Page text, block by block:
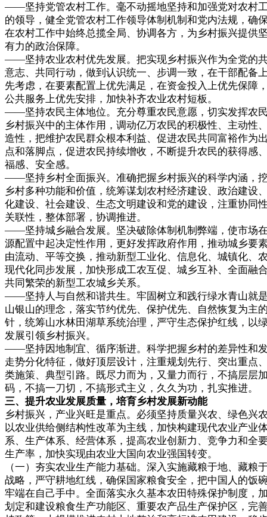
——坚持党管农村工作。毫不动摇地坚持和加强党对农村
的领导，健全党管农村工作领导体制机制和党内法规，确
在农村工作中始终总揽全局、协调各方，为乡村振兴提供
有力的政治保障。
——坚持农业农村优先发展。把实现乡村振兴作为全党的
意志、共同行动，做到认识统一、步调一致，在干部配备
先考虑，在要素配置上优先满足，在资金投入上优先保障
公共服务上优先安排，加快补齐农业农村短板。
——坚持农民主体地位。充分尊重农民意愿，切实发挥农
乡村振兴中的主体作用，调动亿万农民的积极性、主动性
造性，把维护农民群众根本利益、促进农民共同富裕作为
点和落脚点，促进农民持续增收，不断提升农民的获得感
福感、安全感。
——坚持乡村全面振兴。准确把握乡村振兴的科学内涵，
乡村多种功能和价值，统筹谋划农村经济建设、政治建设
化建设、社会建设、生态文明建设和党的建设，注重协同
关联性，整体部署，协调推进。
——坚持城乡融合发展。坚决破除体制机制弊端，使市场
源配置中起决定性作用，更好发挥政府作用，推动城乡要
由流动、平等交换，推动新型工业化、信息化、城镇化、
现代化同步发展，加快形成工农互促、城乡互补、全面融
共同繁荣的新型工农城乡关系。
——坚持人与自然和谐共生。牢固树立和践行绿水青山就
山银山的理念，落实节约优先、保护优先、自然恢复为主
针，统筹山水林田湖草系统治理，严守生态保护红线，以
发展引领乡村振兴。
——坚持因地制宜、循序渐进。科学把握乡村的差异性和
走势分化特征，做好顶层设计，注重规划先行、突出重点
类施策、典型引路。既尽力而为，又量力而行，不搞层层
码，不搞一刀切，不搞形式主义，久久为功，扎实推进。
三、提升农业发展质量，培育乡村发展新动能
乡村振兴，产业兴旺是重点。必须坚持质量兴农、绿色兴
以农业供给侧结构性改革为主线，加快构建现代农业产业
系、生产体系、经营体系，提高农业创新力、竞争力和全
生产率，加快实现由农业大国向农业强国转变。
（一）夯实农业生产能力基础。深入实施藏粮于地、藏粮
战略，严守耕地红线，确保国家粮食安全，把中国人的饭
牢端在自己手中。全面落实永久基本农田特殊保护制度，
划定和建设粮食生产功能区、重要农产品生产保护区，完